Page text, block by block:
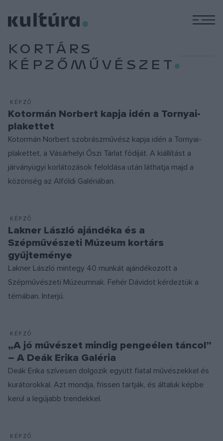
KORTÁRS
KÉPZŐMŰVÉSZET
KÉPZŐ
Kotormán Norbert kapja idén a Tornyai-
plakettet
Kotormán Norbert szobrászművész kapja idén a Tornyai-
plakettet, a Vásárhelyi Őszi Tárlat fődíját. A kiállítást a
járványügyi korlátozások feloldása után láthatja majd a
közönség az Alföldi Galériában.
KÉPZŐ
Lakner László ajándéka és a
Szépművészeti Múzeum kortárs
gyűjteménye
Lakner László mintegy 40 munkát ajándékozott a
Szépművészeti Múzeumnak. Fehér Dávidot kérdeztük a
témában. Interjú.
KÉPZŐ
„A jó művészet mindig pengeélen táncol”
– A Deák Erika Galéria
Deák Erika szívesen dolgozik együtt fiatal művészekkel és
kurátorokkal. Azt mondja, frissen tartják, és általuk képbe
kerül a legújabb trendekkel.
KÉPZŐ